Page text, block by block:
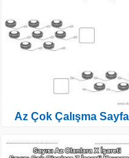
Az Çok Çalışma